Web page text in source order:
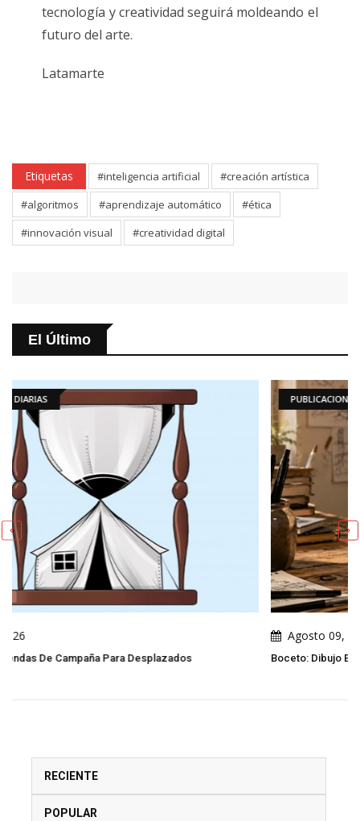
tecnología y creatividad seguirá moldeando el
futuro del arte.
Latamarte
Etiquetas #inteligencia artificial
#creación artística
#algoritmos
#aprendizaje automático
#ética
#innovación visual
#creatividad digital
El Último
Boceto: Dibujo En 2 Trazos Y 3 Movimientos Por Pierre
RECIENTE
POPULAR